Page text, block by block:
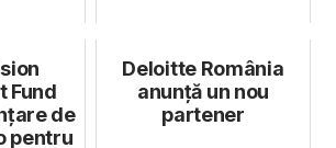
Fund
de
pentru
Deloitte România
anunță un nou
partener